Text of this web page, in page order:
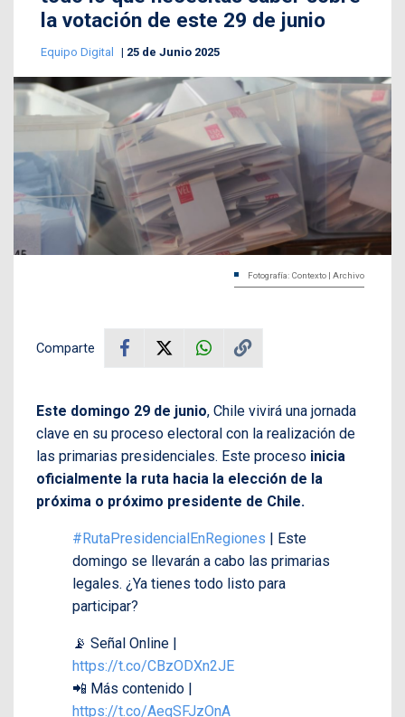
la votación de este 29 de junio
Equipo Digital 25 de Junio 2025
Fotografía: Contexto | Archivo
Comparte
Este domingo 29 de junio, Chile vivirá una jornada
clave en su proceso electoral con la realización de
las primarias presidenciales. Este proceso inicia
oficialmente la ruta hacia la elección de la
próxima o próximo presidente de Chile.
#RutaPresidencialEnRegiones | Este
domingo se llevarán a cabo las primarias
legales. ¿Ya tienes todo listo para
participar?
📡 Señal Online |
https://t.co/CBzODXn2JE
📲 Más contenido |
https://t.co/AeqSFJzOnA